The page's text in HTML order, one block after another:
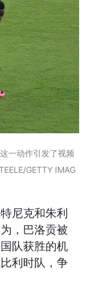
一动作引发了视频
GETTY IMAG
尼克和朱利
，巴洛贡被
队获胜的机
利时队，争